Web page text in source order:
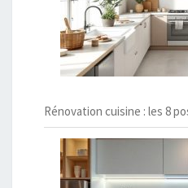
Rénovation cuisine : les 8